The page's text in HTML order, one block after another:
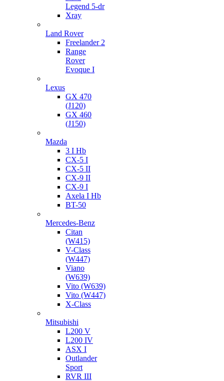
Legend 5-dr
Xray
Land Rover
Freelander 2
Range
Rover
Evoque I
Lexus
GX 470
(J120)
GX 460
(J150)
Mazda
3 I Hb
CX-5 I
CX-5 II
CX-9 II
CX-9 I
Axela I Hb
BT-50
Mercedes-Benz
Citan
(W415)
V-Class
(W447)
Viano
(W639)
Vito (W639)
Vito (W447)
X-Class
Mitsubishi
L200 V
L200 IV
ASX I
Outlander
Sport
RVR III